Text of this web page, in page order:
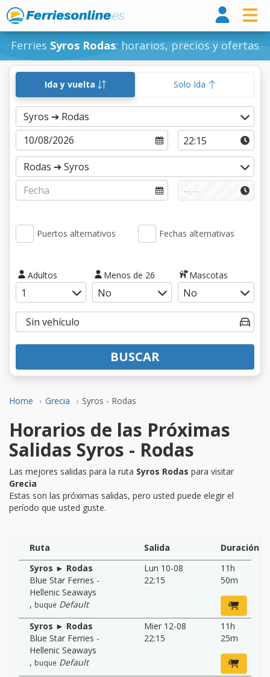
Ferries Syros Rodas: horarios, precios y ofertas
Home Grecia Syros - Rodas
Ida y vuelta Solo Ida
Puertos alternativos Fechas alternativas
Adultos Menos de 26 Mascotas
BUSCAR
Horarios de las Próximas
Salidas Syros - Rodas
Las mejores salidas para la ruta Syros Rodas para visitar
Grecia
Estas son las próximas salidas, pero usted puede elegir el
período que usted guste.
Ruta Salida
Duración
Syros ► Rodas
Blue Star Ferries -
Hellenic Seaways
, buque Default
Lun 10-08
22:15
11h
50m
Syros ► Rodas
Blue Star Ferries -
Hellenic Seaways
, buque Default
Mier 12-08
22:15
11h
25m